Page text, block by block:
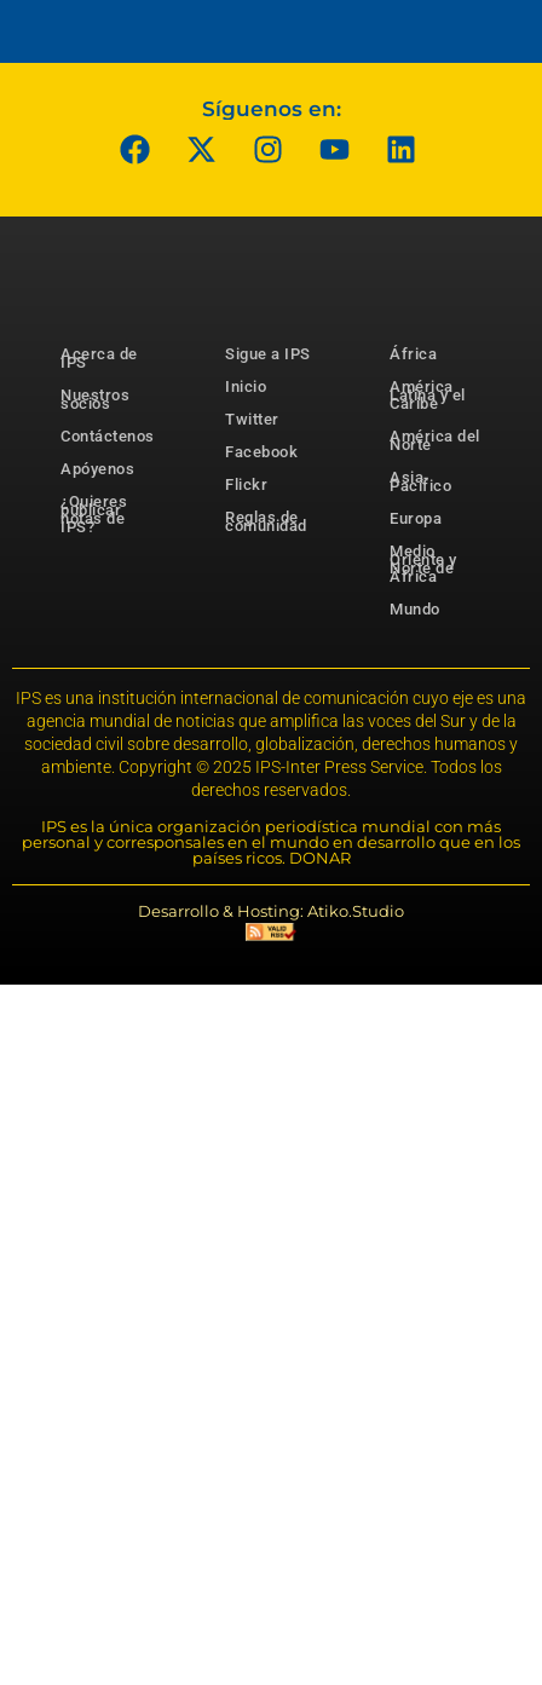
Síguenos en:
Acerca de
IPS
Nuestros
socios
Contáctenos
Apóyenos
¿Quieres
publicar
notas de
IPS?
Sigue a IPS
Inicio
Twitter
Facebook
Flickr
Reglas de
comunidad
África
América
Latina y el
Caribe
América del
Norte
Asia-
Pacífico
Europa
Medio
Oriente y
Norte de
África
Mundo
IPS es una institución internacional de comunicación cuyo eje es una
agencia mundial de noticias que amplifica las voces del Sur y de la
sociedad civil sobre desarrollo, globalización, derechos humanos y
ambiente. Copyright © 2025 IPS-Inter Press Service. Todos los
derechos reservados.
IPS es la única organización periodística mundial con más
personal y corresponsales en el mundo en desarrollo que en los
países ricos. DONAR
Desarrollo & Hosting: Atiko.Studio